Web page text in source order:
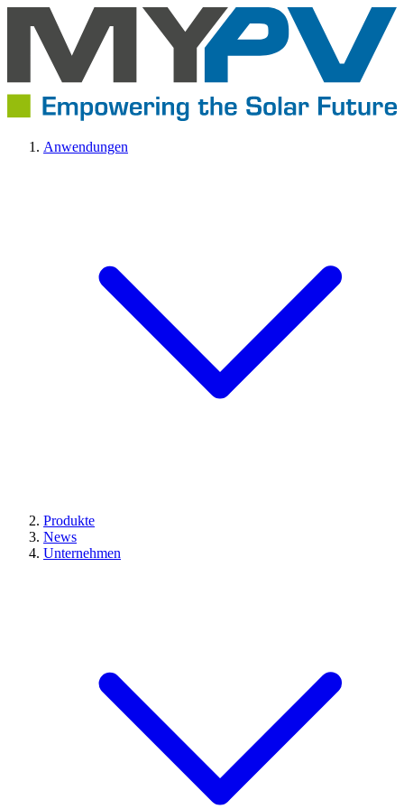
Anwendungen
Produkte
News
Unternehmen